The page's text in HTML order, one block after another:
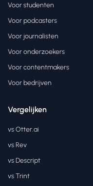
Voor studenten
Voor podcasters
Voor journalisten
Voor onderzoekers
Voor contentmakers
Voor bedrijven
Vergelijken
vs Otter.ai
vs Rev
vs Descript
vs Trint